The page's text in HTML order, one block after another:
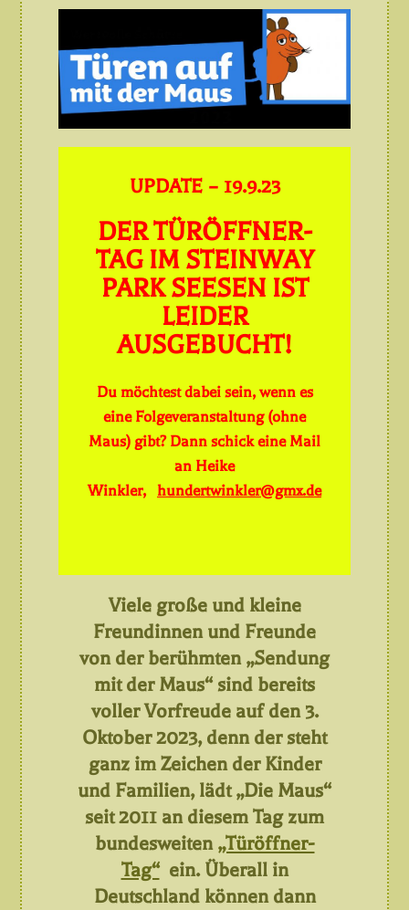
UPDATE – 19.9.23
DER TÜRÖFFNER-
TAG IM STEINWAY
PARK SEESEN IST
LEIDER
AUSGEBUCHT!
Du möchtest dabei sein, wenn es
eine Folgeveranstaltung (ohne
Maus) gibt? Dann schick eine Mail
an Heike
Winkler, hundertwinkler@gmx.de
Viele große und kleine
Freundinnen und Freunde
von der berühmten „Sendung
mit der Maus“ sind bereits
voller Vorfreude auf den 3.
Oktober 2023, denn der steht
ganz im Zeichen der Kinder
und Familien, lädt „Die Maus“
seit 2011 an diesem Tag zum
bundesweiten „Türöffner-
Tag“ein. Überall in
Deutschland können dann